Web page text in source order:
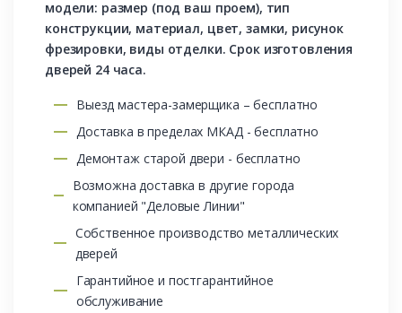
модели: размер (под ваш проем), тип
конструкции, материал, цвет, замки, рисунок
фрезировки, виды отделки. Срок изготовления
дверей 24 часа.
Выезд мастера-замерщика – бесплатно
Доставка в пределах МКАД - бесплатно
Демонтаж старой двери - бесплатно
Возможна доставка в другие города
компанией "Деловые Линии"
Собственное производство металлических
дверей
Гарантийное и постгарантийное
обслуживание